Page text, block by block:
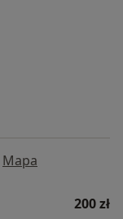
Mapa
200 zł